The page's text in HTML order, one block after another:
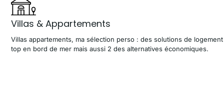
Villas & Appartements
Villas appartements, ma sélection perso : des solutions de logement
top en bord de mer mais aussi 2 des alternatives économiques.